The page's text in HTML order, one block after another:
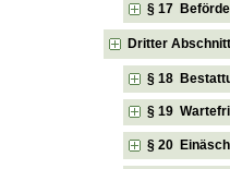
§ 17
Dritter
§ 18
§ 19
§ 20